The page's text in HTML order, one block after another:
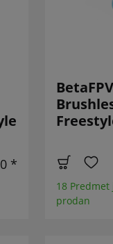
*
18
prodan